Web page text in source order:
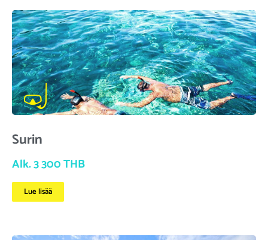
Surin
Alk. 3 300 THB
Lue lisää